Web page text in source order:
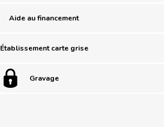
Aide au financement
Établissement carte grise
Gravage